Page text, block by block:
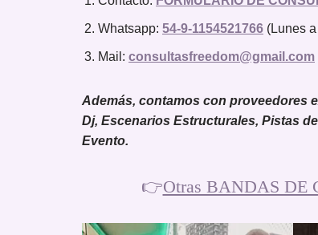
Whatsapp: 54-9-1154521766 (Lunes
Mail: consultasfreedom@gmail.com
Además, contamos con proveedores
Dj, Escenarios Estructurales, Pistas
Evento.
👉Otras BANDAS DE